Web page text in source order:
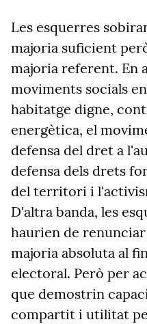
Les esquerres
majoria suficient
majoria referent. En
moviments socials
habitatge digne,
energètica, el
defensa del dret a
defensa dels drets
del territori i
D'altra banda, les
haurien de
majoria absoluta al
electoral. Però per
que demostrin
compartit i utilitat